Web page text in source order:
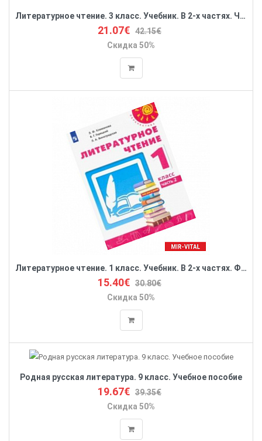
Литературное чтение. 3 класс. Учебник. В 2-х частях. Часть 1. ФП. ФГОС
21.07€ 42.15€
Скидка 50%
Литературное чтение. 1 класс. Учебник. В 2-х частях. ФП. ФГОС
15.40€ 30.80€
Скидка 50%
Родная русская литература. 9 класс. Учебное пособие
19.67€ 39.35€
Скидка 50%